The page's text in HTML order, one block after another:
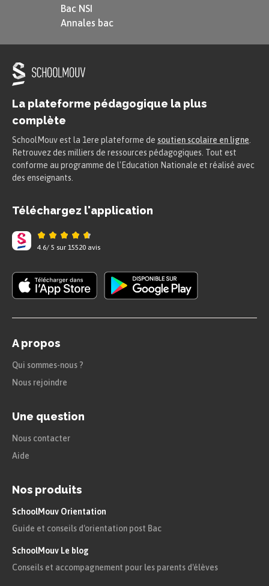
Bac NSI
Annales bac
La plateforme pédagogique la plus
complète
SchoolMouv est la 1ere plateforme de soutien scolaire en ligne
Retrouvez des milliers de ressources pédagogiques. Tout est
conforme au programme de l'Education Nationale et réalisé avec
des enseignants.
Téléchargez l'application
4.6/ 5 sur 15520 avis
A propos
Qui sommes-nous ?
Nous rejoindre
Une question
Nous contacter
Aide
Nos produits
SchoolMouv Orientation
Guide et conseils d'orientation post Bac
SchoolMouv Le blog
Conseils et accompagnement pour les parents d'élèves